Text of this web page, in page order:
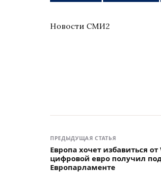
Новости СМИ2
ПРЕДЫДУЩАЯ СТАТЬЯ
Европа хочет избавиться
цифровой евро получил
Европарламенте